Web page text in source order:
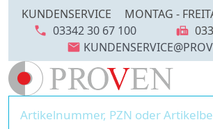
KUNDENSERVICE MONTAG -
call 03342 30 67 100 fax
mail